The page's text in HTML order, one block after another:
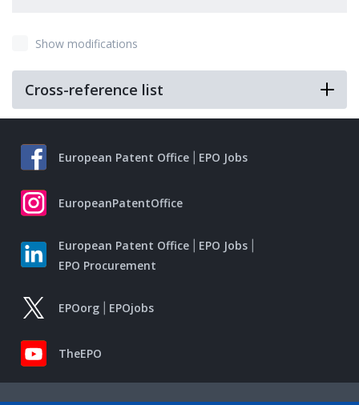
Show modifications
Cross-reference list
European Patent Office EPO Jobs
EuropeanPatentOffice
European Patent Office
EPO Jobs
EPO Procurement
EPOorg EPOjobs
TheEPO